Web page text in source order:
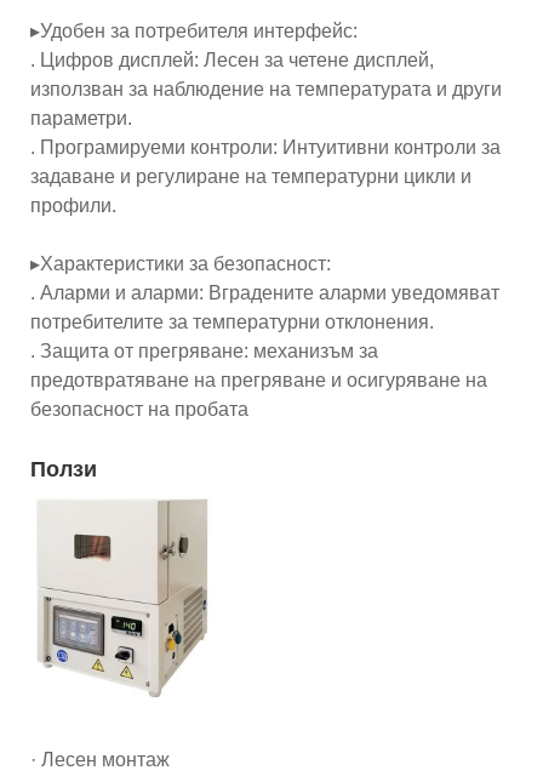
▸Удобен за потребителя интерфейс:
. Цифров дисплей: Лесен за четене дисплей,
използван за наблюдение на температурата и други
параметри.
. Програмируеми контроли: Интуитивни контроли за
задаване и регулиране на температурни цикли и
профили.
▸Характеристики за безопасност:
. Аларми и аларми: Вградените аларми уведомяват
потребителите за температурни отклонения.
. Защита от прегряване: механизъм за
предотвратяване на прегряване и осигуряване на
безопасност на пробата
Ползи
· Лесен монтаж